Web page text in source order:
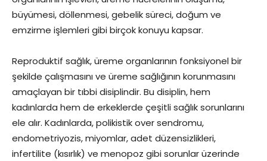
büyümesi, döllenmesi, gebelik süreci, doğum ve
emzirme işlemleri gibi birçok konuyu kapsar.
Reproduktif sağlık, üreme organlarının fonksiyonel bir
şekilde çalışmasını ve üreme sağlığının korunmasını
amaçlayan bir tıbbi disiplindir. Bu disiplin, hem
kadınlarda hem de erkeklerde çeşitli sağlık sorunlarını
ele alır. Kadınlarda, polikistik over sendromu,
endometriyozis, miyomlar, adet düzensizlikleri,
infertilite (kısırlık) ve menopoz gibi sorunlar üzerinde